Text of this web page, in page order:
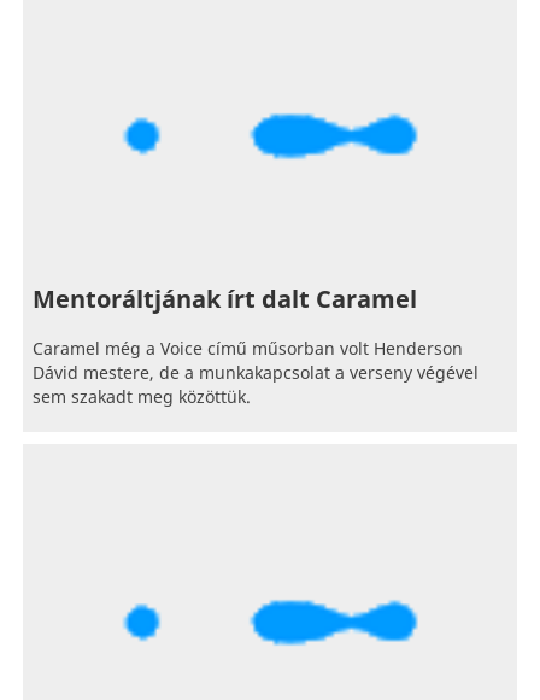
Mentoráltjának írt dalt Caramel
Caramel még a Voice című műsorban volt Henderson
Dávid mestere, de a munkakapcsolat a verseny végével
sem szakadt meg közöttük.